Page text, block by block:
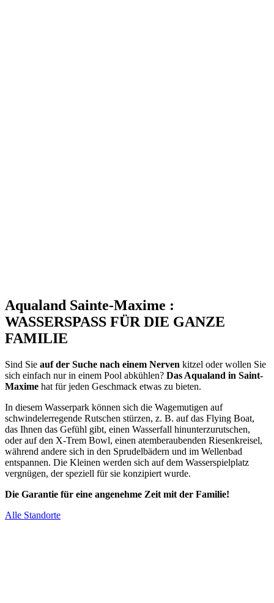
Aqualand Sainte-Maxime :
WASSERSPASS FÜR DIE GANZE
FAMILIE
Sind Sie auf der Suche nach einem Nerven kitzel oder wollen Sie
sich einfach nur in einem Pool abkühlen? Das Aqualand in Saint-
Maxime hat für jeden Geschmack etwas zu bieten.
In diesem Wasserpark können sich die Wagemutigen auf
schwindelerregende Rutschen stürzen, z. B. auf das Flying Boat,
das Ihnen das Gefühl gibt, einen Wasserfall hinunterzurutschen,
oder auf den X-Trem Bowl, einen atemberaubenden Riesenkreisel,
während andere sich in den Sprudelbädern und im Wellenbad
entspannen. Die Kleinen werden sich auf dem Wasserspielplatz
vergnügen, der speziell für sie konzipiert wurde.
Die Garantie für eine angenehme Zeit mit der Familie!
Alle Standorte